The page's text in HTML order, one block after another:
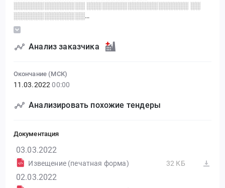
░░░░░░░░░░░░░░ ░░░░░░░░░░░░░░░░░░░░ ░░
░░░░░░░░░░░░░░
░░░░░░░░░░░░░░░░░░░░░░░░░
░░░░░░░░░░░░░░░░░░░░ ░░
░░░░░░░░░░░░░░░░░░░░░░░░░░
Анализ заказчика
Окончание (МСК)
11.03.2022 00:00
Анализировать похожие тендеры
Документация
03.03.2022
Извещение (печатная форма) 32 КБ
02.03.2022